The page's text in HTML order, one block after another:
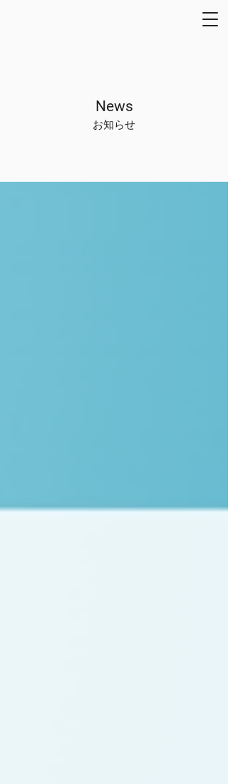
News
お知らせ